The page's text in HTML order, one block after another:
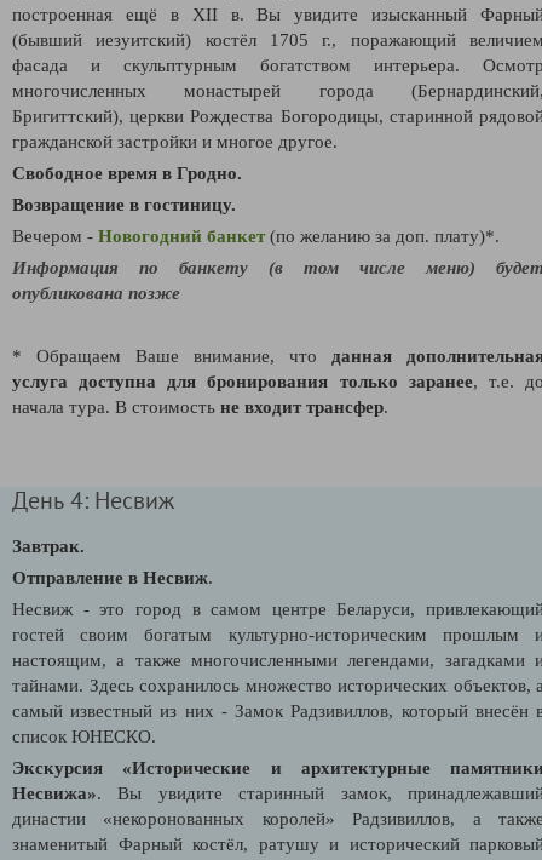
построенная ещё в XII в. Вы увидите изысканный
(бывший иезуитский) костёл 1705 г., поражающий
фасада и скульптурным богатством интерьера.
многочисленных монастырей города
Бригиттский), церкви Рождества Богородицы, старинной
гражданской застройки и многое другое.
Свободное время в Гродно.
Возвращение в гостиницу.
Вечером - Новогодний банкет(по желанию за доп. плату)*.
Информация по банкету (в том числе меню)
опубликована позже
* Обращаем Ваше внимание, что данная
услуга доступна для бронирования только заранее, т.е.
начала тура. В стоимость не входит трансфер.
День 4: Несвиж
Завтрак.
Отправление в Несвиж.
Несвиж - это город в самом центре Беларуси,
гостей своим богатым культурно-историческим прошлым
настоящим, а также многочисленными легендами, загадками
тайнами. Здесь сохранилось множество исторических объектов,
самый известный из них - Замок Радзивиллов, который внесён
список ЮНЕСКО.
Экскурсия «Исторические и архитектурные
Несвижа». Вы увидите старинный замок,
династии «некоронованных королей» Радзивиллов, а
знаменитый Фарный костёл, ратушу и исторический